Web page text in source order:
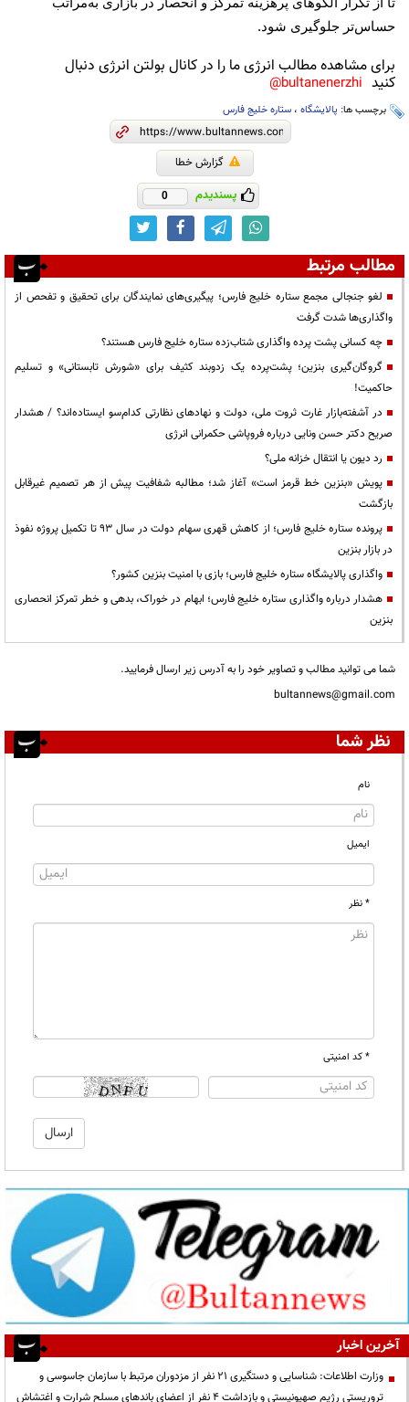
حساس‌تر جلوگیری شود.
برای مشاهده مطالب انرژی ما را در کانال بولتن انرژی دنبال
کنید bultanenerzhi@
برچسب ها: پالایشگاه ، ستاره خلیج فارس
گزارش خطا
پسندیدم 0
مطالب مرتبط
لغو جنجالی مجمع ستاره خلیج فارس؛ پیگیری‌های نمایندگان برای تحقیق و تفحص از
واگذاری‌ها شدت گرفت
چه کسانی پشت پرده واگذاری شتاب‌زده ستاره خلیج فارس هستند؟
گروگان‌گیری بنزین؛ پشت‌پرده یک زدوبند کثیف برای «شورش تابستانی» و تسلیم
حاکمیت!
در آشفته‌بازار غارت ثروت ملی، دولت و نهادهای نظارتی کدام‌سو ایستاده‌اند؟ / هشدار
صریح دکتر حسن ونایی درباره فروپاشی حکمرانی انرژی
رد دیون یا انتقال خزانه ملی؟
پویش «بنزین خط قرمز است» آغاز شد؛ مطالبه شفافیت پیش از هر تصمیم غیرقابل
بازگشت
پرونده ستاره خلیج فارس؛ از کاهش قهری سهام دولت در سال ۹۳ تا تکمیل پروژه نفوذ
در بازار بنزین
واگذاری پالایشگاه ستاره خلیج فارس؛ بازی با امنیت بنزین کشور؟
هشدار درباره واگذاری ستاره خلیج فارس؛ ابهام در خوراک، بدهی و خطر تمرکز انحصاری
بنزین
شما می توانید مطالب و تصاویر خود را به آدرس زیر ارسال فرمایید.
bultannews@gmail.com
نظر شما
نام
ایمیل
* نظر
* کد امنیتی
آخرین اخبار
وزارت اطلاعات: شناسایی و دستگیری ۲۱ نفر از مزدوران مرتبط با سازمان جاسوسی و
تروریستی رژیم صهیونیستی و بازداشت ۴ نفر از اعضای باندهای مسلح شرارت و اغتشاش